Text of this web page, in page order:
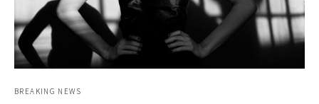
BREAKING NEWS